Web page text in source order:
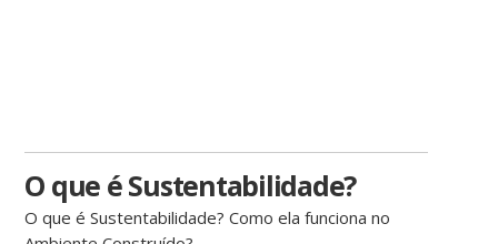
O que é Sustentabilidade?
O que é Sustentabilidade? Como ela funciona no